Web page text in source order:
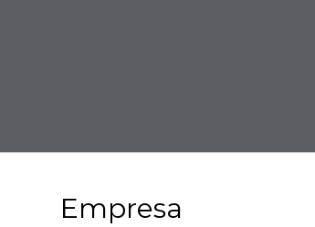
Empresa